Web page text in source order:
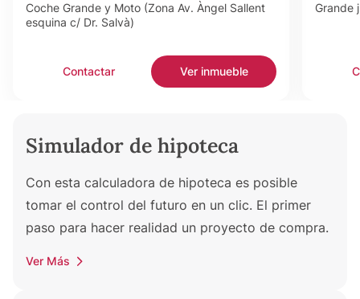
Coche Grande y Moto (Zona Av. Àngel Sallent
esquina c/ Dr. Salvà)
Contactar Ver inmueble
Grande
Simulador de hipoteca
Con esta calculadora de hipoteca es posible
tomar el control del futuro en un clic. El primer
paso para hacer realidad un proyecto de compra.
Ver Más